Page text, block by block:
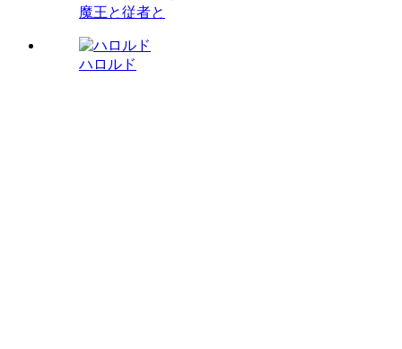
魔王と従者と
ハロルド